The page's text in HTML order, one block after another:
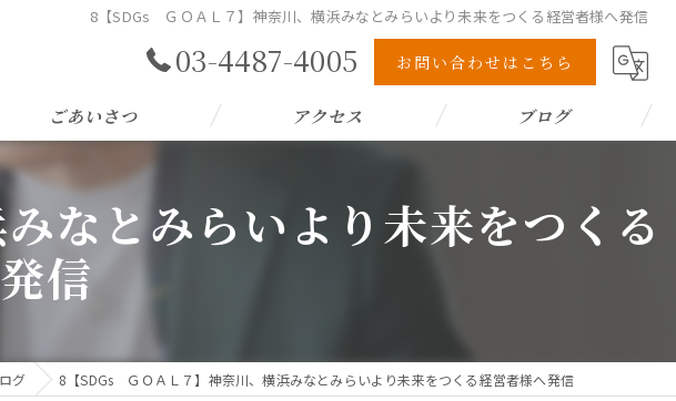
8【SDGs ＧＯＡＬ７】神奈川、横浜みなとみらいより未来をつくる経営者様へ発信
03-4487-4005 お問い合わせはこちら
ごあいさつ アクセス ブログ
なとみらいより未来をつくる
信
グ 8【SDGs ＧＯＡＬ７】神奈川、横浜みなとみらいより未来をつくる経営者様へ発信